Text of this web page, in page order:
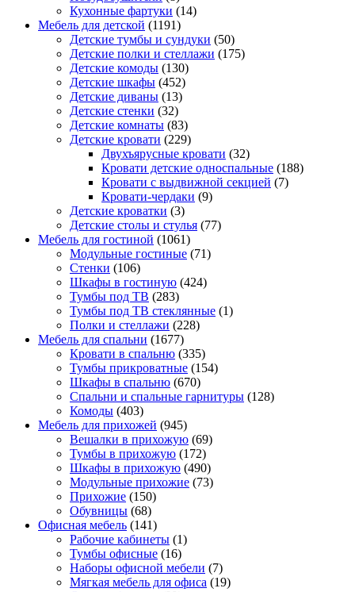
Кухонные фартуки (14)
Мебель для детской (1191)
Детские тумбы и сундуки (50)
Детские полки и стеллажи (175)
Детские комоды (130)
Детские шкафы (452)
Детские диваны (13)
Детские стенки (32)
Детские комнаты (83)
Детские кровати (229)
Двухъярусные кровати (32)
Кровати детские односпальные (188)
Кровати с выдвижной секцией (7)
Кровати-чердаки (9)
Детские кроватки (3)
Детские столы и стулья (77)
Мебель для гостиной (1061)
Модульные гостиные (71)
Стенки (106)
Шкафы в гостиную (424)
Тумбы под ТВ (283)
Тумбы под ТВ стеклянные (1)
Полки и стеллажи (228)
Мебель для спальни (1677)
Кровати в спальню (335)
Тумбы прикроватные (154)
Шкафы в спальню (670)
Спальни и спальные гарнитуры (128)
Комоды (403)
Мебель для прихожей (945)
Вешалки в прихожую (69)
Тумбы в прихожую (172)
Шкафы в прихожую (490)
Модульные прихожие (73)
Прихожие (150)
Обувницы (68)
Офисная мебель (141)
Рабочие кабинеты (1)
Тумбы офисные (16)
Наборы офисной мебели (7)
Мягкая мебель для офиса (19)